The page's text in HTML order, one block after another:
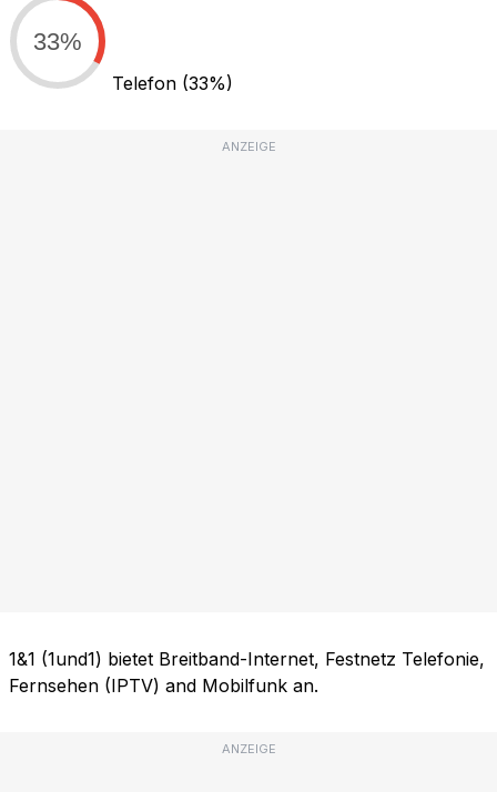
33%
Telefon (33%)
ANZEIGE
1&1 (1und1) bietet Breitband-Internet, Festnetz Telefonie,
Fernsehen (IPTV) and Mobilfunk an.
ANZEIGE